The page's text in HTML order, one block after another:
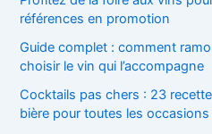
références en promotion
Guide complet : comment
choisir le vin qui l’accompagne
Cocktails pas chers : 23
bière pour toutes les occasions